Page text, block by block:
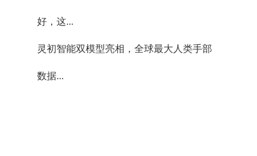
好，这...
灵初智能双模型亮相，全球最大人类手部
数据...